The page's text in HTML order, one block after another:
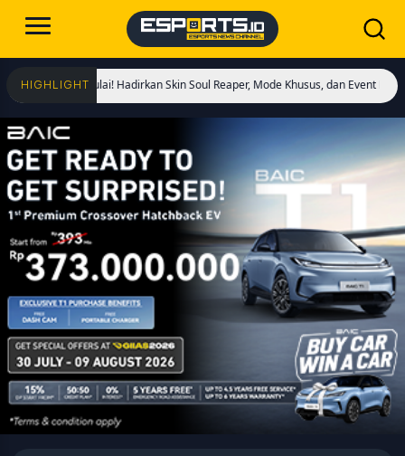
HIGHLIGHT
Dimulai! Hadirkan Skin Soul Reaper, Mode Khusus, dan Event Eksklusif!